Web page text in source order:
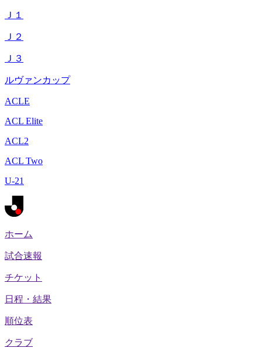
Ｊ１
Ｊ２
Ｊ３
ルヴァンカップ
ACLE
ACL Elite
ACL2
ACL Two
U-21
ホーム
試合速報
チケット
日程・結果
順位表
クラブ